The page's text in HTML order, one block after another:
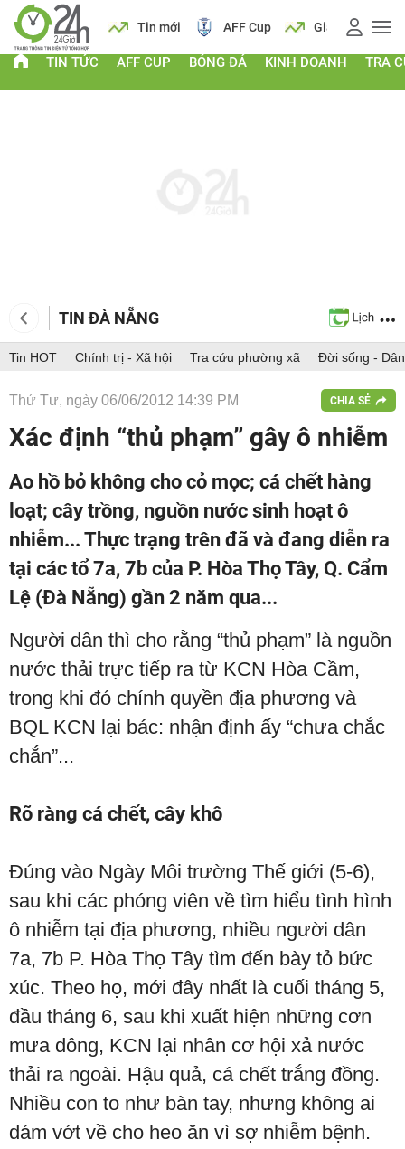
Lịch Tin mới AFF Cup Giá vàng
TIN TỨC AFF CUP BÓNG ĐÁ KINH DOANH TRA
TIN ĐÀ NẴNG
Tin HOT Chính trị - Xã hội Tra cứu phường xã Đời sống -
Thứ Tư, ngày 06/06/2012 14:39 PM CHIA SẺ
Xác định “thủ phạm” gây ô nhiễm
Ao hồ bỏ không cho cỏ mọc; cá chết hàng
loạt; cây trồng, nguồn nước sinh hoạt ô
nhiễm... Thực trạng trên đã và đang diễn ra
tại các tổ 7a, 7b của P. Hòa Thọ Tây, Q. Cẩm
Lệ (Đà Nẵng) gần 2 năm qua...
Người dân thì cho rằng “thủ phạm” là nguồn
nước thải trực tiếp ra từ KCN Hòa Cầm,
trong khi đó chính quyền địa phương và
BQL KCN lại bác: nhận định ấy “chưa chắc
chắn”...
Rõ ràng cá chết, cây khô
Đúng vào Ngày Môi trường Thế giới (5-6),
sau khi các phóng viên về tìm hiểu tình hình
ô nhiễm tại địa phương, nhiều người dân
7a, 7b P. Hòa Thọ Tây tìm đến bày tỏ bức
xúc. Theo họ, mới đây nhất là cuối tháng 5,
đầu tháng 6, sau khi xuất hiện những cơn
mưa dông, KCN lại nhân cơ hội xả nước
thải ra ngoài. Hậu quả, cá chết trắng đồng.
Nhiều con to như bàn tay, nhưng không ai
dám vớt về cho heo ăn vì sợ nhiễm bệnh.